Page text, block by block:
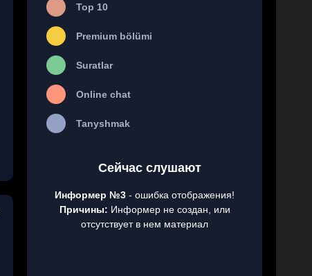
Top 10
Premium bölümi
Suratlar
Online chat
Tanyshmak
Сейчас слушают
Информер №3 - ошибка отображения!
Причины: Информер не создан, или
отсутствует в нем материал